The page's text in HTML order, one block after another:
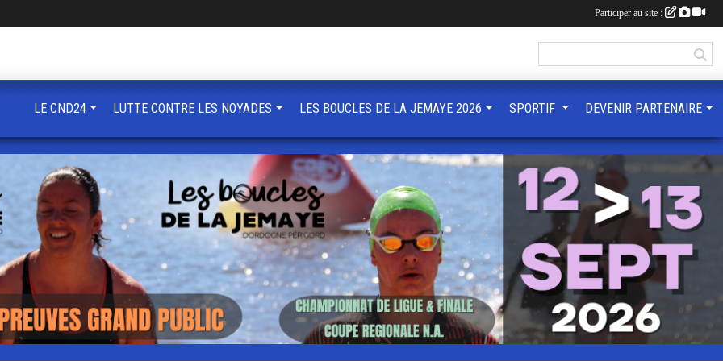
LE CND24 LUTTE CONTRE LES NOYADES LES BOUCLES DE LA JEMAYE 2026 SPORTIF DEVENIR PARTENAIRE
Participer au site :